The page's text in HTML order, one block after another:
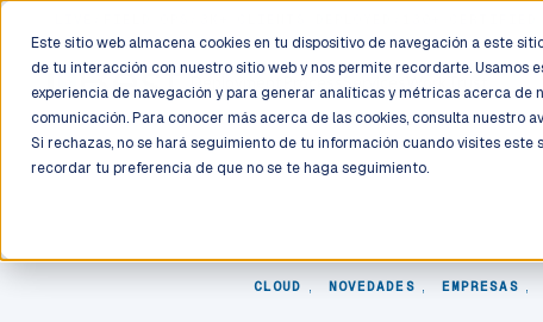
Este sitio web almacena cookies en tu dispositivo de navegación a este
de tu interacción con nuestro sitio web y nos permite recordarte. Usamos
experiencia de navegación y para generar analíticas y métricas acerca
comunicación. Para conocer más acerca de las cookies, consulta nuestro
Si rechazas, no se hará seguimiento de tu información cuando visites este
recordar tu preferencia de que no se te haga seguimiento.
Process
CLOUD NOVEDADES EMPRESAS